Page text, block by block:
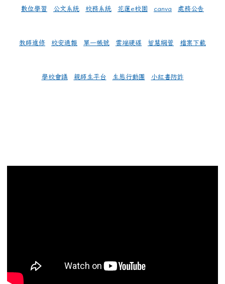
數位學習 公文系統 校務系統 花蓮e校園 canva 處務公告
教師進修 校安通報 單一帳號 雲端硬碟 智慧網管 檔案下載
學校會議 親師生平台 生態行動團 小紅書防詐